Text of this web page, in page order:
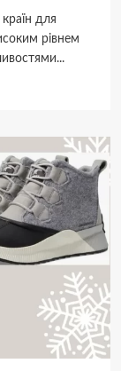
для
рівнем